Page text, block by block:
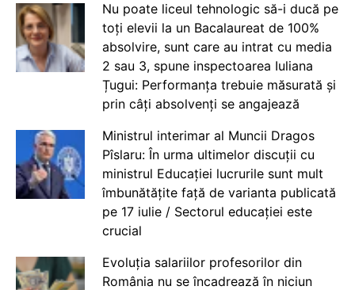
Nu poate liceul tehnologic să-i ducă pe
toți elevii la un Bacalaureat de 100%
absolvire, sunt care au intrat cu media
2 sau 3, spune inspectoarea Iuliana
Țugui: Performanța trebuie măsurată și
prin câți absolvenți se angajează
Ministrul interimar al Muncii Dragos
Pîslaru: În urma ultimelor discuții cu
ministrul Educației lucrurile sunt mult
îmbunătățite față de varianta publicată
pe 17 iulie / Sectorul educației este
crucial
Evoluția salariilor profesorilor din
România nu se încadrează în niciun